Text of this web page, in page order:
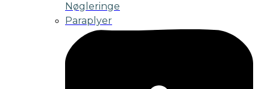
Nøgleringe
Paraplyer